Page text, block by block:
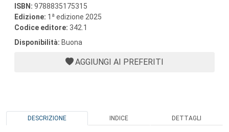
ISBN: 9788835175315
Edizione: 1 a edizione 2025
Codice editore: 342.1
Disponibilità: Buona
AGGIUNGI AI PREFERITI
DESCRIZIONE INDICE DETTAGLI